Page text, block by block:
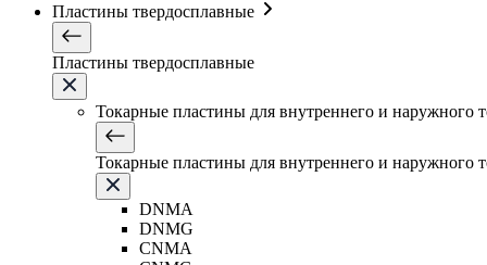
Пластины твердосплавные
Пластины твердосплавные
Токарные пластины для внутреннего и наружного
Токарные пластины для внутреннего и наружного
DNMA
DNMG
CNMA